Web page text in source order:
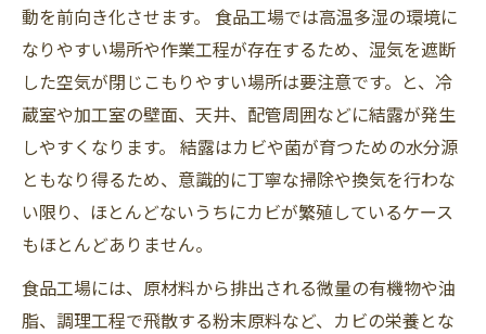
動を前向き化させます。 食品工場では高温多湿の環境に
なりやすい場所や作業工程が存在するため、湿気を遮断
した空気が閉じこもりやすい場所は要注意です。と、冷
蔵室や加工室の壁面、天井、配管周囲などに結露が発生
しやすくなります。 結露はカビや菌が育つための水分源
ともなり得るため、意識的に丁寧な掃除や換気を行わな
い限り、ほとんどないうちにカビが繁殖しているケース
もほとんどありません。
食品工場には、原材料から排出される微量の有機物や油
脂、調理工程で飛散する粉末原料など、カビの栄養とな